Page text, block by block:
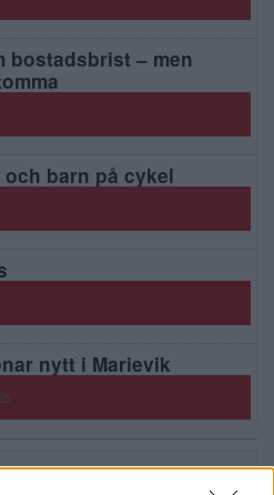
bostadsbrist – men
barn på cykel
nytt i Marievik